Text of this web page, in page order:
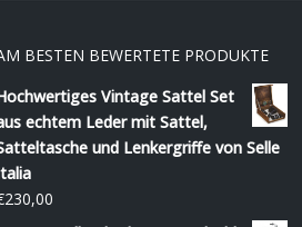
BESTEN BEWERTETE PRODUKTE
Vintage Sattel Set
echtem Leder mit Sattel,
und Lenkergriffe von Selle
230,00